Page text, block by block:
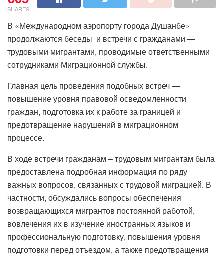
SHARES
В «Международном аэропорту города Душанбе»
продолжаются беседы и встречи с гражданами —
трудовыми мигрантами, проводимые ответственными
сотрудниками Миграционной службы.
Главная цель проведения подобных встреч —
повышение уровня правовой осведомленности
граждан, подготовка их к работе за границей и
предотвращение нарушений в миграционном
процессе.
В ходе встречи гражданам – трудовым мигрантам была
предоставлена подробная информация по ряду
важных вопросов, связанных с трудовой миграцией. В
частности, обсуждались вопросы обеспечения
возвращающихся мигрантов постоянной работой,
вовлечения их в изучение иностранных языков и
профессиональную подготовку, повышения уровня
подготовки перед отъездом, а также предотвращения